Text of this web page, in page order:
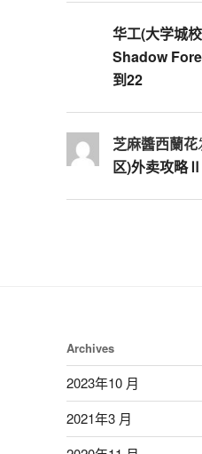
华工(大学城
Shadow
到22
芝麻醬西蘭花
区)外卖攻略Ⅱ
Archives
2023年10 月
2021年3 月